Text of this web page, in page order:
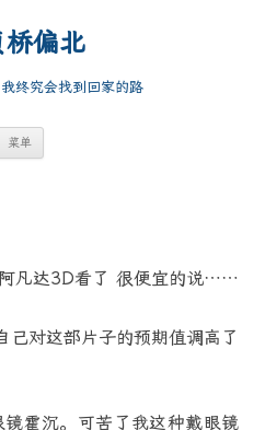
桥偏北
终究会找到回家的路
菜单
凡达3D看了 很便宜的说……
己对这部片子的预期值调高了
霍沉。可苦了我这种戴眼镜